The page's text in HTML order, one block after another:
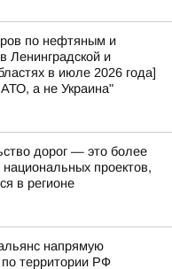
по нефтяным и
Ленинградской и
в июле 2026 года]
а не Украина"
дорог — это более
проектов,
в регионе
напрямую
по территории РФ